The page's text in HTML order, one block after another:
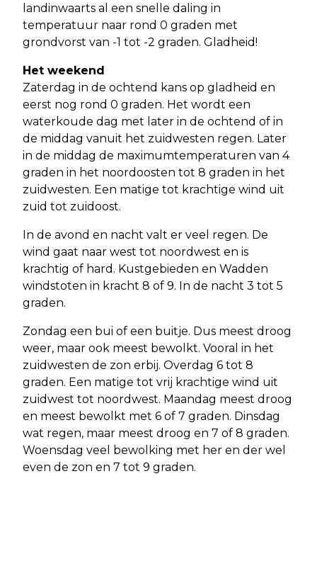
landinwaarts al een snelle daling in
temperatuur naar rond 0 graden met
grondvorst van -1 tot -2 graden. Gladheid!
Het weekend
Zaterdag in de ochtend kans op gladheid en
eerst nog rond 0 graden. Het wordt een
waterkoude dag met later in de ochtend of in
de middag vanuit het zuidwesten regen. Later
in de middag de maximumtemperaturen van 4
graden in het noordoosten tot 8 graden in het
zuidwesten. Een matige tot krachtige wind uit
zuid tot zuidoost.
In de avond en nacht valt er veel regen. De
wind gaat naar west tot noordwest en is
krachtig of hard. Kustgebieden en Wadden
windstoten in kracht 8 of 9. In de nacht 3 tot 5
graden.
Zondag een bui of een buitje. Dus meest droog
weer, maar ook meest bewolkt. Vooral in het
zuidwesten de zon erbij. Overdag 6 tot 8
graden. Een matige tot vrij krachtige wind uit
zuidwest tot noordwest. Maandag meest droog
en meest bewolkt met 6 of 7 graden. Dinsdag
wat regen, maar meest droog en 7 of 8 graden.
Woensdag veel bewolking met her en der wel
even de zon en 7 tot 9 graden.